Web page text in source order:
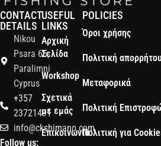
CONTACT
DETAILS
Nikou
Psara 65,
Paralimni
Cyprus
+357
23721491
info@ckshimano.com
Follow us:
USEFUL
LINKS
Αρχική
Σελίδα
Workshop
Σχετικά
με εμάς
Επικοινωνία
POLICIES
Όροι χρήσης
Πολιτική απορρήτου
Μεταφορικά
Πολιτική
Πολιτική για